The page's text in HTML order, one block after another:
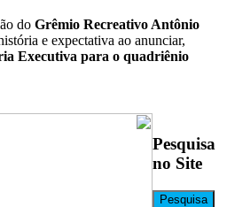
do Grêmio Recreativo Antônio
e expectativa ao anunciar,
Executiva para o quadriênio
Pesquisa
no Site
Pesquisa